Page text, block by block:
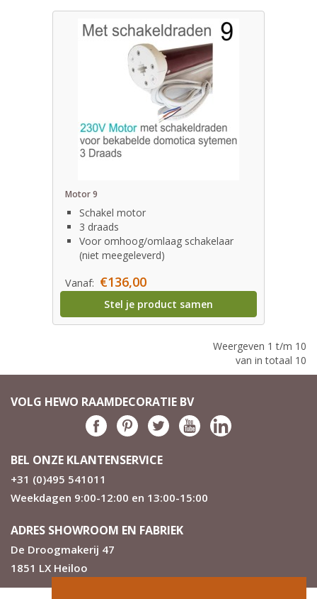
Motor 9
Schakel motor
3 draads
Voor omhoog/omlaag schakelaar
(niet meegeleverd)
Vanaf: €136,00
Stel je product samen
Weergeven 1 t/m 10
van in totaal 10
VOLG HEWO RAAMDECORATIE BV
BEL ONZE KLANTENSERVICE
+31 (0)495 541011
Weekdagen 9:00-12:00 en 13:00-15:00
ADRES SHOWROOM EN FABRIEK
De Droogmakerij 47
1851 LX Heiloo